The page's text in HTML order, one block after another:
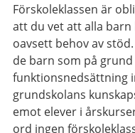
Förskoleklassen är
att du vet att alla
oavsett behov av
de barn som på
funktionsnedsättning
grundskolans
emot elever i
ord ingen